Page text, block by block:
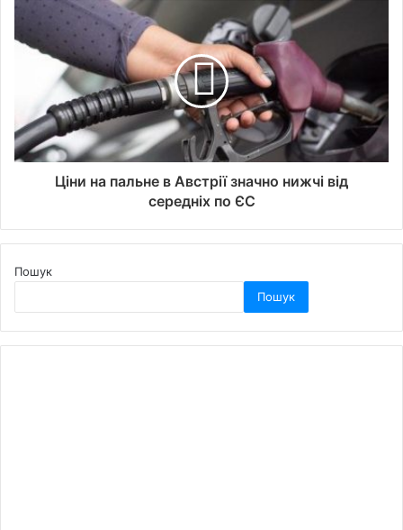
Ціни на пальне в Австрії значно нижчі від
середніх по ЄС
Пошук
Пошук